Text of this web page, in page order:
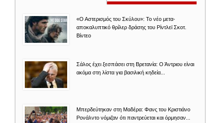
«Ο Αστερισμός του Σκύλου»: Το νέο μετα-
αποκαλυπτικό θρίλερ δράσης του Ρίντλεϊ Σκοτ.
Βίντεο
Σάλος έχει ξεσπάσει στη Βρετανία: Ο Άντριου είναι
ακόμα στη λίστα για βασιλική κηδεία...
Μπερδεύτηκαν στη Μαδέρα: Φανς του Κριστιάνο
Ρονάλντο νόμιζαν ότι παντρεύεται και όρμησαν...